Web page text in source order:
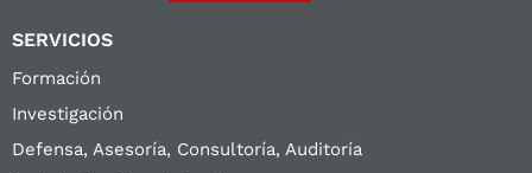
SERVICIOS
Formación
Investigación
Defensa, Asesoría, Consultoría, Auditoría